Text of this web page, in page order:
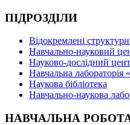
ПІДРОЗДІЛИ
Відокремлені
Навчально-науковий
Науково-дослідний
Навчальна лабораторія
Наукова бібліотека
Навчально-наукова
НАВЧАЛЬНА